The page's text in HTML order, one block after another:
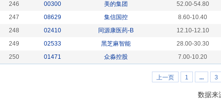
246
00300 美的集团
52.00-54.80
247
08629 集信国控
8.60-10.40
248
02410 同源康医药-B
12.10-12.10
249
02533 黑芝麻智能
28.00-30.30
250
01471 众淼控股 7.00-10.20
上一页 1 ... 3
数据来